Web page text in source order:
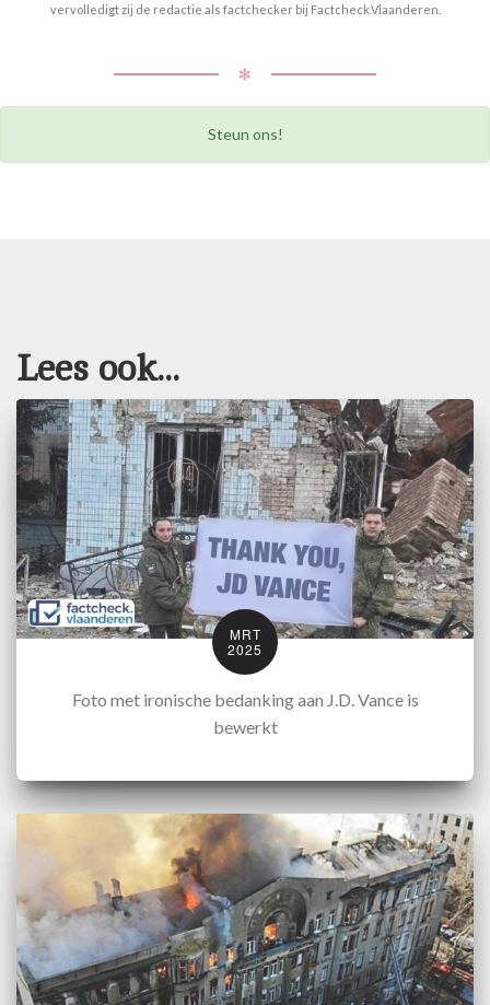
vervolledigt zij de redactie als factchecker bij Factcheck.Vlaanderen.
✻
Steun ons!
Lees ook...
MRT
2025
Foto met ironische bedanking aan J.D. Vance is
bewerkt